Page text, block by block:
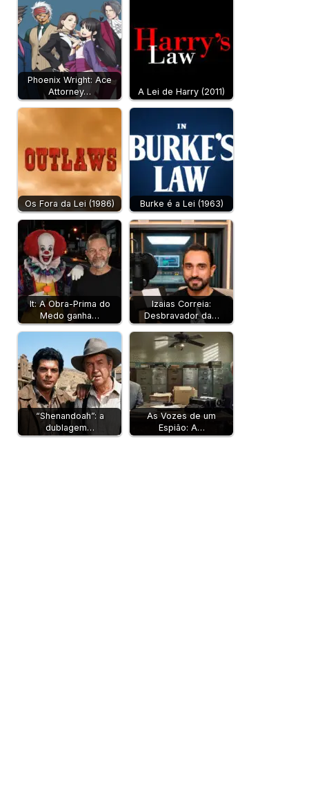
Phoenix Wright: Ace
Attorney…
A Lei de Harry (2011)
Os Fora da Lei (1986) Burke é a Lei (1963)
It: A Obra-Prima do
Medo ganha…
Izaias Correia:
Desbravador da…
“Shenandoah”: a
dublagem…
As Vozes de um
Espião: A…